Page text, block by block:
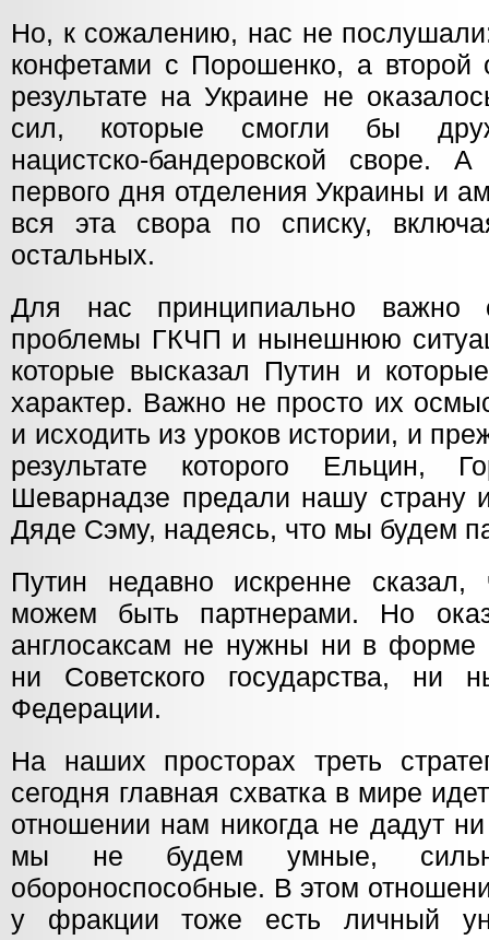
Но, к сожалению, нас не
конфетами с Порошенко, а второй
результате на Украине не
сил, которые смогли бы
нацистско-бандеровской своре.
первого дня отделения Украины и
вся эта свора по списку,
остальных.
Для нас принципиально важно
проблемы ГКЧП и нынешнюю
которые высказал Путин и
характер. Важно не просто их
и исходить из уроков истории, и
результате которого Ельцин,
Шеварнадзе предали нашу страну
Дяде Сэму, надеясь, что мы будем
Путин недавно искренне
можем быть партнерами. Но
англосаксам не нужны ни в форме
ни Советского государства, ни
Федерации.
На наших просторах треть
сегодня главная схватка в мире
отношении нам никогда не дадут
мы не будем умные,
обороноспособные. В этом
у фракции тоже есть личный